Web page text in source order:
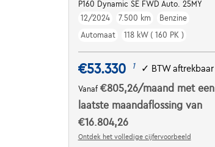
P160 Dynamic SE FWD Auto. 25MY
12/2024
7.500 km
Benzine
Automaat
118 kW ( 160 PK )
€53.330 1 ✓ BTW aftrekbaar
Vanaf €805,26/maand met een
laatste maandaflossing van
€16.804,26
Ontdek het volledige cijfervoorbeeld